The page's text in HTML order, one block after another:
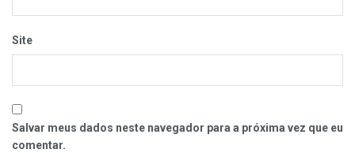
Site
Salvar meus dados neste navegador para a próxima vez que eu
comentar.